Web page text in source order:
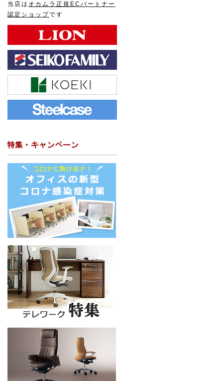
当店は オカムラ正規ECパートナー
認定ショップです